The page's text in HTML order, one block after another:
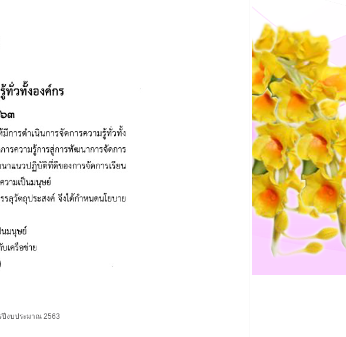
ปีงบประมาณ 2563